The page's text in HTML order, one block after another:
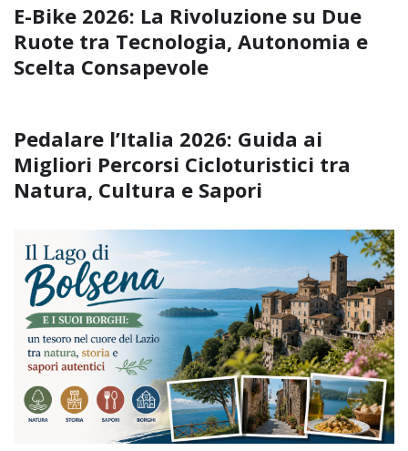
E-Bike 2026: La Rivoluzione su Due
Ruote tra Tecnologia, Autonomia e
Scelta Consapevole
Pedalare l’Italia 2026: Guida ai
Migliori Percorsi Cicloturistici tra
Natura, Cultura e Sapori